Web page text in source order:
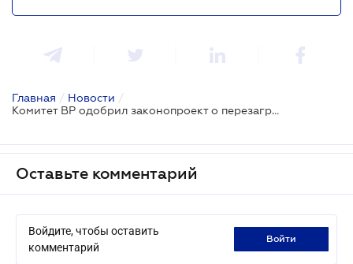
Главная / Новости /
Комитет ВР одобрил законопроект о перезагрузке таможни
Оставьте комментарий
Войдите, чтобы оставить
комментарий
войти